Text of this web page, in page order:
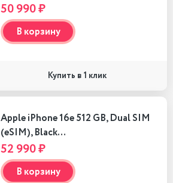
50 990 ₽
В корзину
Купить в 1 клик
Apple iPhone 16e 512 GB, Dual SIM
(eSIM), Black…
52 990 ₽
В корзину